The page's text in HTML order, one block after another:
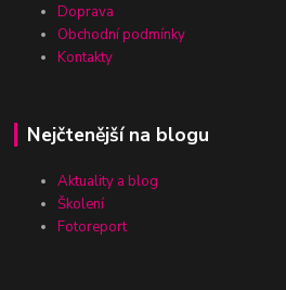
Doprava
Obchodní podmínky
Kontakty
Nejčtenější na blogu
Aktuality a blog
Školení
Fotoreport